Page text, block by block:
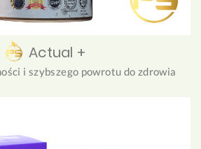
Actual +
i szybszego powrotu do zdrowia